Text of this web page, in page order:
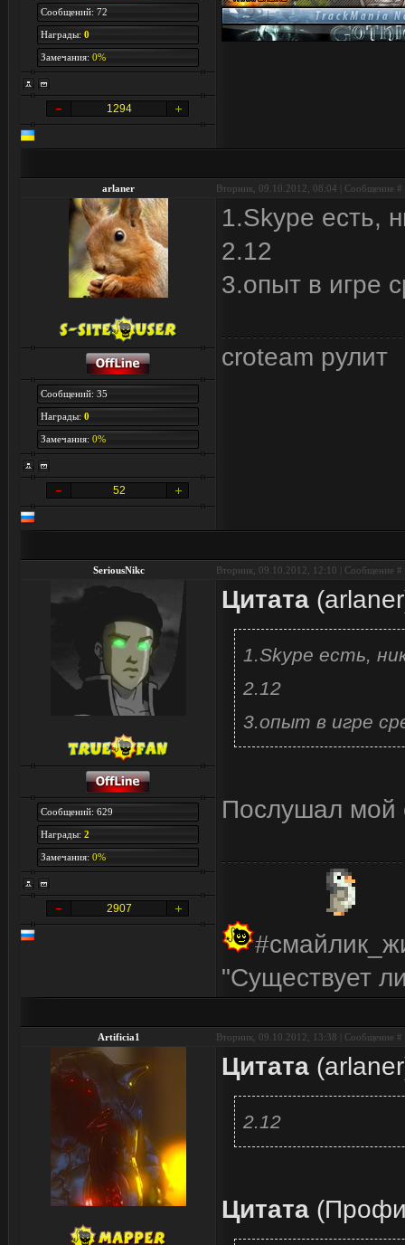
Сообщений: 72
Награды: 0
Замечания: 0%
1294
arlaner Вторник, 09.10.2012, 08:04 | Сообщение #
Сообщений: 35
Награды: 0
Замечания: 0%
52
1.Skype есть,
2.12
3.опыт в игре
croteam рулит
SeriousNikc Вторник, 09.10.2012, 12:10 | Сообщение #
Сообщений: 629
Награды: 2
Замечания: 0%
2907
Цитата (arlaner
1.Skype есть,
2.12
3.опыт в игре
Послушал мой
"Существует
Artificia1 Вторник, 09.10.2012, 13:38 | Сообщение #
Цитата (arlaner
2.12
Цитата (